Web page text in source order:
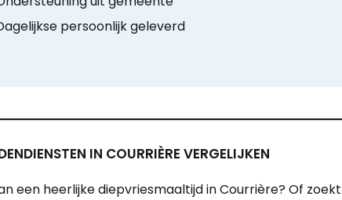
persoonlijk geleverd
IN COURRIÈRE VERGELIJKEN
een heerlijke diepvriesmaaltijd in Courrière? Of